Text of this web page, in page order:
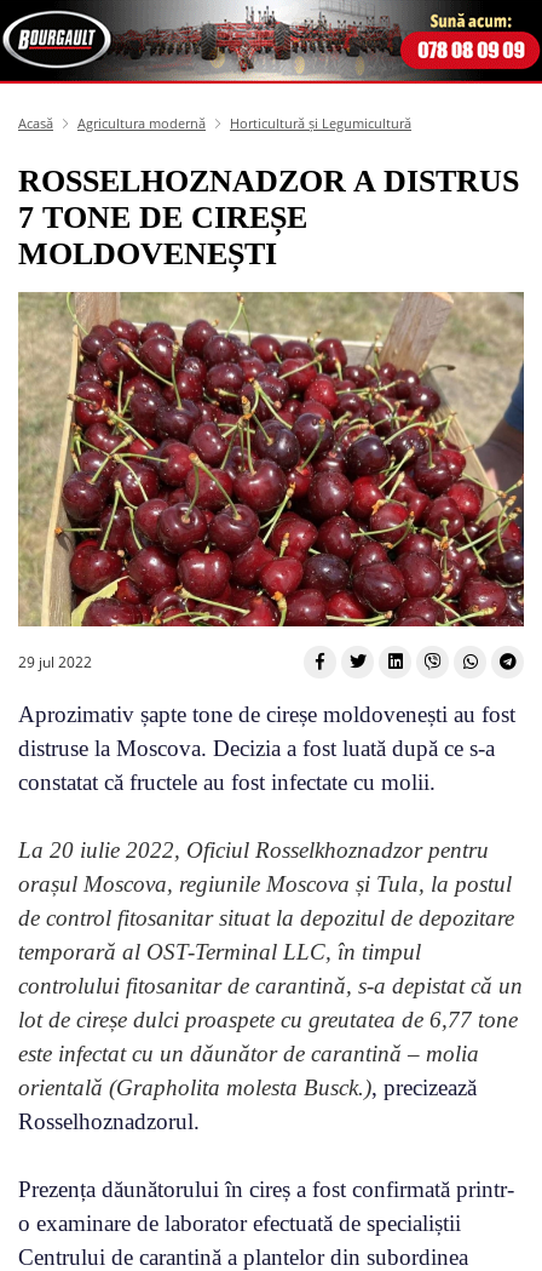
Acasă Agricultura modernă Horticultură și Legumicultură
ROSSELHOZNADZOR A DISTRUS
7 TONE DE CIREȘE
MOLDOVENEȘTI
29 jul 2022
Aprozimativ șapte tone de cireșe moldovenești au fost
distruse la Moscova. Decizia a fost luată după ce s-a
constatat că fructele au fost infectate cu molii.
La 20 iulie 2022, Oficiul Rosselkhoznadzor pentru
orașul Moscova, regiunile Moscova și Tula, la postul
de control fitosanitar situat la depozitul de depozitare
temporară al OST-Terminal LLC, în timpul
controlului fitosanitar de carantină, s-a depistat că un
lot de cireșe dulci proaspete cu greutatea de 6,77 tone
este infectat cu un dăunător de carantină – molia
orientală (Grapholita molesta Busck.), precizează
Rosselhoznadzorul.
Prezența dăunătorului în cireș a fost confirmată printr-
o examinare de laborator efectuată de specialiștii
Centrului de carantină a plantelor din subordinea